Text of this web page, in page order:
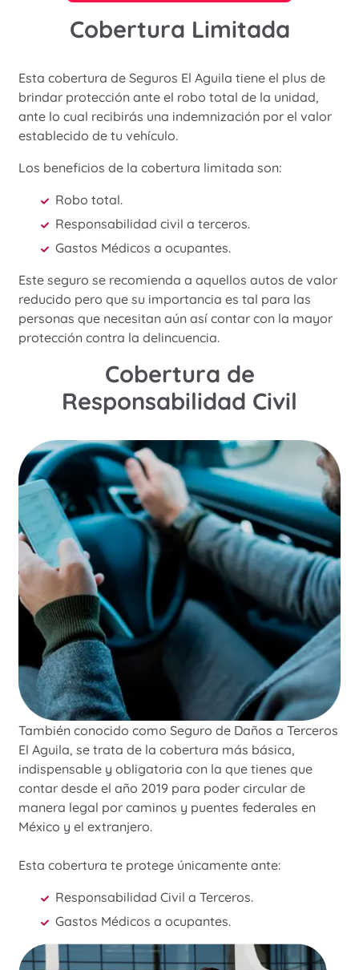
Cobertura Limitada
Esta cobertura de Seguros El Aguila tiene el plus de
brindar protección ante el robo total de la unidad,
ante lo cual recibirás una indemnización por el valor
establecido de tu vehículo.
Los beneficios de la cobertura limitada son:
Robo total.
Responsabilidad civil a terceros.
Gastos Médicos a ocupantes.
Este seguro se recomienda a aquellos autos de valor
reducido pero que su importancia es tal para las
personas que necesitan aún así contar con la mayor
protección contra la delincuencia.
Cobertura de
Responsabilidad Civil
También conocido como Seguro de Daños a Terceros
El Aguila, se trata de la cobertura más básica,
indispensable y obligatoria con la que tienes que
contar desde el año 2019 para poder circular de
manera legal por caminos y puentes federales en
México y el extranjero.
Esta cobertura te protege únicamente ante:
Responsabilidad Civil a Terceros.
Gastos Médicos a ocupantes.